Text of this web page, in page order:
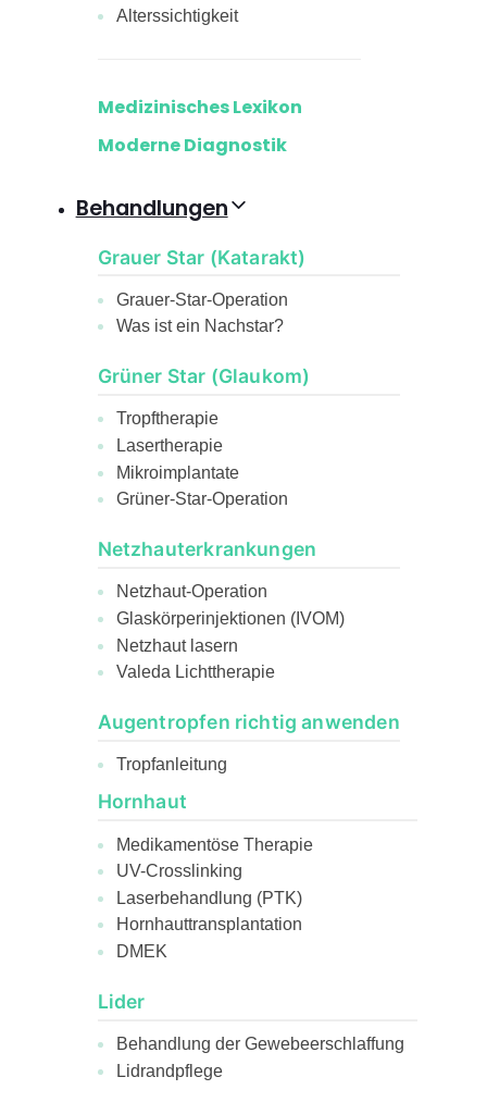
Alterssichtigkeit
Medizinisches Lexikon
Moderne Diagnostik
Behandlungen
Grauer Star (Katarakt)
Grauer-Star-Operation
Was ist ein Nachstar?
Grüner Star (Glaukom)
Tropftherapie
Lasertherapie
Mikroimplantate
Grüner-Star-Operation
Netzhauterkrankungen
Netzhaut-Operation
Glaskörperinjektionen (IVOM)
Netzhaut lasern
Valeda Lichttherapie
Augentropfen richtig anwenden
Tropfanleitung
Hornhaut
Medikamentöse Therapie
UV-Crosslinking
Laserbehandlung (PTK)
Hornhauttransplantation
DMEK
Lider
Behandlung der Gewebeerschlaffung
Lidrandpflege